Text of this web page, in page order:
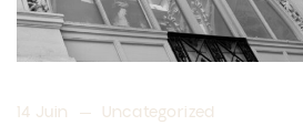
14 Juin Uncategorized